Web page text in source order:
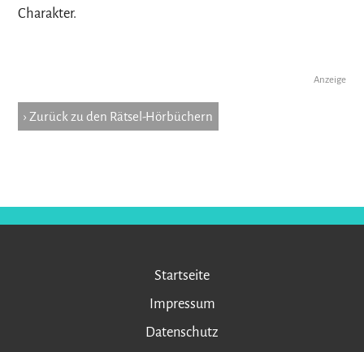
Charakter.
Anzeige
› Zurück zu den Rätsel-Hörbüchern
Startseite
Impressum
Datenschutz